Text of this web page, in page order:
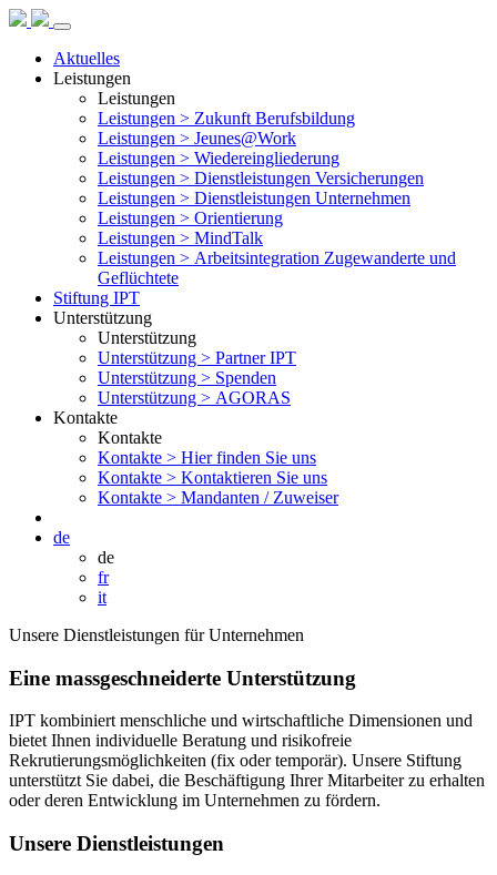
Aktuelles
Leistungen
Leistungen
Leistungen > Zukunft Berufsbildung
Leistungen > Jeunes@Work
Leistungen > Wiedereingliederung
Leistungen > Dienstleistungen Versicherungen
Leistungen > Dienstleistungen Unternehmen
Leistungen > Orientierung
Leistungen > MindTalk
Leistungen > Arbeitsintegration Zugewanderte und
Geflüchtete
Stiftung IPT
Unterstützung
Unterstützung
Unterstützung > Partner IPT
Unterstützung > Spenden
Unterstützung > AGORAS
Kontakte
Kontakte
Kontakte > Hier finden Sie uns
Kontakte > Kontaktieren Sie uns
Kontakte > Mandanten / Zuweiser
de
de
fr
it
Unsere Dienstleistungen für Unternehmen
Eine massgeschneiderte Unterstützung
IPT kombiniert menschliche und wirtschaftliche Dimensionen und
bietet Ihnen individuelle Beratung und risikofreie
Rekrutierungsmöglichkeiten (fix oder temporär). Unsere Stiftung
unterstützt Sie dabei, die Beschäftigung Ihrer Mitarbeiter zu erhalten
oder deren Entwicklung im Unternehmen zu fördern.
Unsere Dienstleistungen